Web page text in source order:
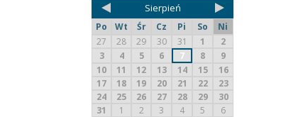
Sierpień
Po Wt Śr Cz Pi So
Ni
27
28 29 30 31 1
2
3
4 5 6 7 8
9
10
11 12 13 14 15
16
17
18 19 20 21 22
23
24
25 26 27 28 29
30
31
1 2 3 4 5 6